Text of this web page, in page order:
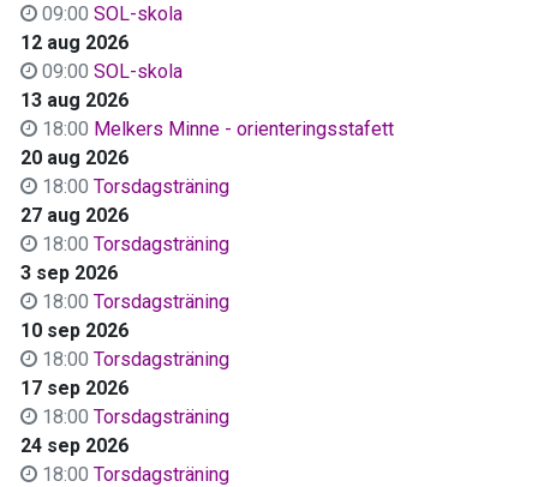
09:00 SOL-skola
12 aug 2026
09:00 SOL-skola
13 aug 2026
18:00 Melkers Minne - orienteringsstafett
20 aug 2026
18:00 Torsdagsträning
27 aug 2026
18:00 Torsdagsträning
3 sep 2026
18:00 Torsdagsträning
10 sep 2026
18:00 Torsdagsträning
17 sep 2026
18:00 Torsdagsträning
24 sep 2026
18:00 Torsdagsträning